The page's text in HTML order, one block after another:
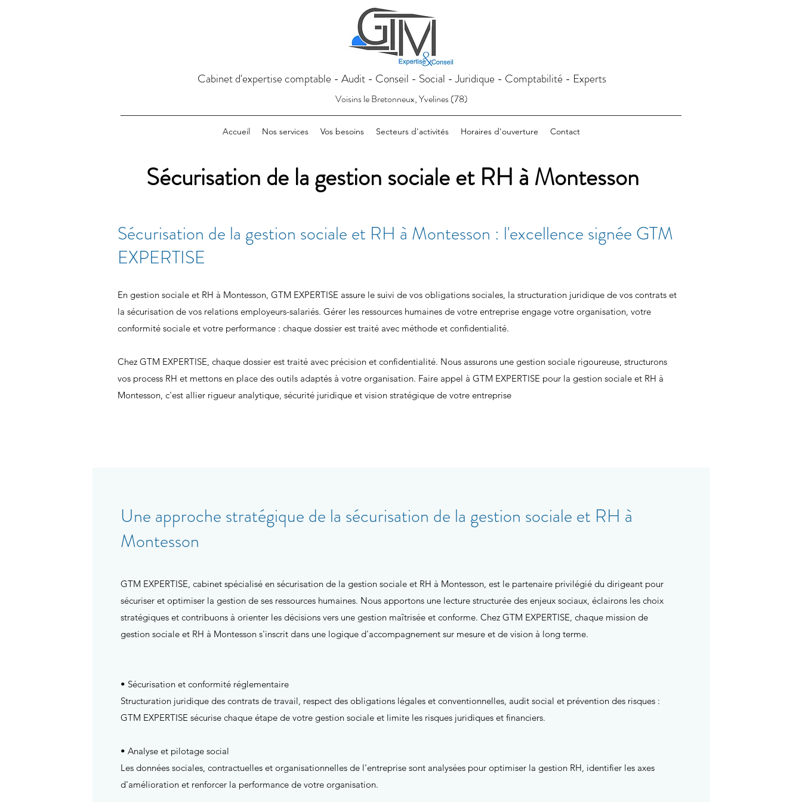
Cabinet d'expertise comptable - Audit - Conseil - Social - Juridique - Comptabilité - Experts
Voisins le Bretonneux, Yvelines (78)
Accueil Nos services Vos besoins Secteurs d'activités Horaires d'ouverture Contact
Sécurisation de la gestion sociale et RH à Montesson
Sécurisation de la gestion sociale et RH à Montesson : l'excellence signée GTM
EXPERTISE
En gestion sociale et RH à Montesson, GTM EXPERTISE assure le suivi de vos obligations sociales, la structuration juridique de vos contrats et
la sécurisation de vos relations employeurs-salariés. Gérer les ressources humaines de votre entreprise engage votre organisation, votre
conformité sociale et votre performance : chaque dossier est traité avec méthode et confidentialité.
Chez GTM EXPERTISE, chaque dossier est traité avec précision et confidentialité. Nous assurons une gestion sociale rigoureuse, structurons
vos process RH et mettons en place des outils adaptés à votre organisation. Faire appel à GTM EXPERTISE pour la gestion sociale et RH à
Montesson, c'est allier rigueur analytique, sécurité juridique et vision stratégique de votre entreprise
Une approche stratégique de la sécurisation de la gestion sociale et RH à
Montesson
GTM EXPERTISE, cabinet spécialisé en sécurisation de la gestion sociale et RH à Montesson, est le partenaire privilégié du dirigeant pour
sécuriser et optimiser la gestion de ses ressources humaines. Nous apportons une lecture structurée des enjeux sociaux, éclairons les choix
stratégiques et contribuons à orienter les décisions vers une gestion maîtrisée et conforme. Chez GTM EXPERTISE, chaque mission de
gestion sociale et RH à Montesson s'inscrit dans une logique d'accompagnement sur mesure et de vision à long terme.
• Sécurisation et conformité réglementaire
Structuration juridique des contrats de travail, respect des obligations légales et conventionnelles, audit social et prévention des risques :
GTM EXPERTISE sécurise chaque étape de votre gestion sociale et limite les risques juridiques et financiers.
• Analyse et pilotage social
Les données sociales, contractuelles et organisationnelles de l'entreprise sont analysées pour optimiser la gestion RH, identifier les axes
d'amélioration et renforcer la performance de votre organisation.